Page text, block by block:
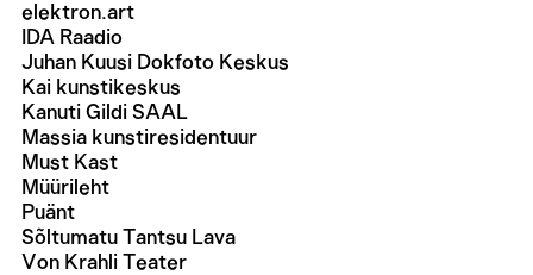
elektron.art
IDA Raadio
Juhan Kuusi Dokfoto Keskus
Kai kunstikeskus
Kanuti Gildi SAAL
Massia kunstiresidentuur
Must Kast
Müürileht
Puänt
Sõltumatu Tantsu Lava
Von Krahli Teater